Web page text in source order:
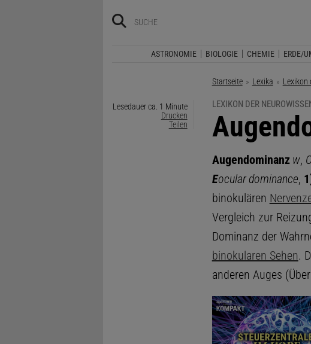
ASTRONOMIE BIOLOGIE CHEMIE ERDE/
Startseite Lexika Lexikon
Lesedauer ca. 1 Minute
Drucken
Teilen
LEXIKON DER
:
Augendominanzw,
Eocular dominance,
binokulären
Vergleich zur
Dominanz der
binokularen Sehen.
anderen Auges